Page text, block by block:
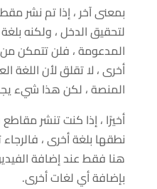
بمعنى آخر ، إذا تم نشر
لتحقيق الدخل ، ولكنه
المدعومة ، فلن تتمكن
أخرى ، لا تقلق لأن اللغة
المنصة ، لكن هذا شيء
أخيرًا ، إذا كنت تنشر
نطقها بلغة أخرى ،
بإضافة أي لغات أخرى.